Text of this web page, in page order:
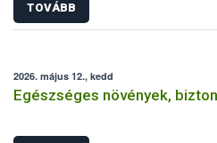
TOVÁBB
2026. május 12., kedd
Egészséges növények,